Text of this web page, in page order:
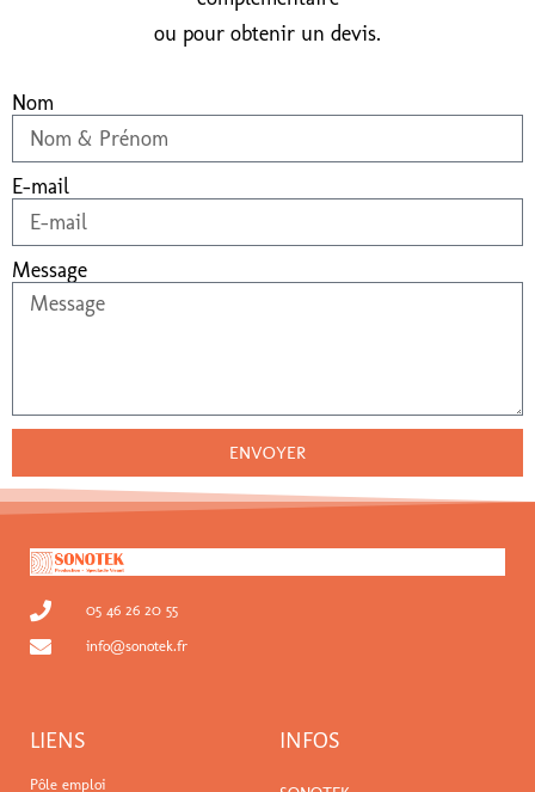
ou pour obtenir un devis.
Nom
E-mail
Message
ENVOYER
05 46 26 20 55
info@sonotek.fr
LIENS
Pôle emploi
INFOS